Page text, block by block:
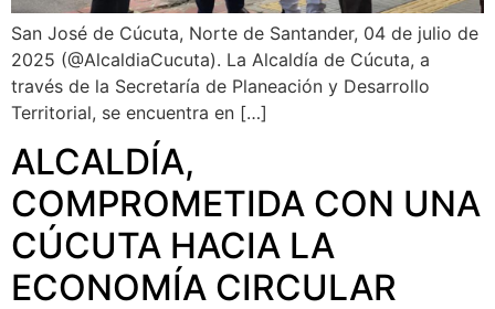
San José de Cúcuta, Norte de Santander, 04 de julio de
2025 (@AlcaldiaCucuta). La Alcaldía de Cúcuta, a
través de la Secretaría de Planeación y Desarrollo
Territorial, se encuentra en […]
ALCALDÍA,
COMPROMETIDA CON UNA
CÚCUTA HACIA LA
ECONOMÍA CIRCULAR